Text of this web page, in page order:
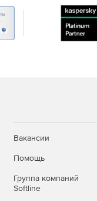
Вакансии
Помощь
Группа компаний
Softline